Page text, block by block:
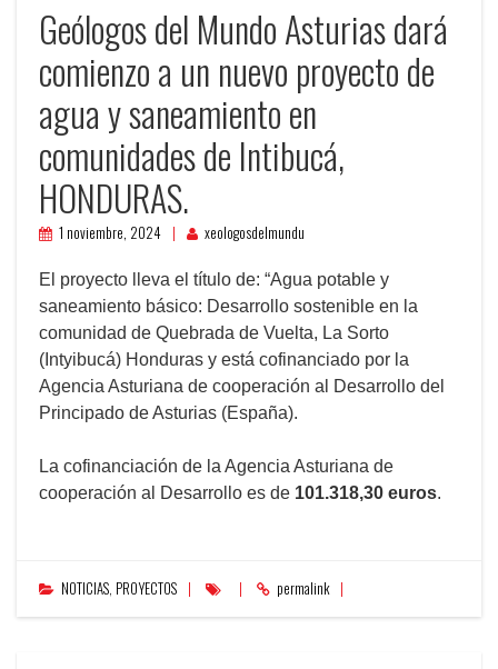
Geólogos del Mundo Asturias dará
comienzo a un nuevo proyecto de
agua y saneamiento en
comunidades de Intibucá,
HONDURAS.
1 noviembre, 2024 xeologosdelmundu
El proyecto lleva el título de: “Agua potable y
saneamiento básico: Desarrollo sostenible en la
comunidad de Quebrada de Vuelta, La Sorto
(Intyibucá) Honduras y está cofinanciado por la
Agencia Asturiana de cooperación al Desarrollo del
Principado de Asturias (España).
La cofinanciación de la Agencia Asturiana de
cooperación al Desarrollo es de 101.318,30 euros.
NOTICIAS, PROYECTOS permalink